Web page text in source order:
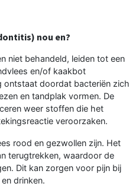
nou en?
niet behandeld, leiden tot een
en/of kaakbot
ontstaat doordat bacteriën zich
en tandplak vormen. De
weer stoffen die het
veroorzaken.
rood en gezwollen zijn. Het
terugtrekken, waardoor de
Dit kan zorgen voor pijn bij
drinken.